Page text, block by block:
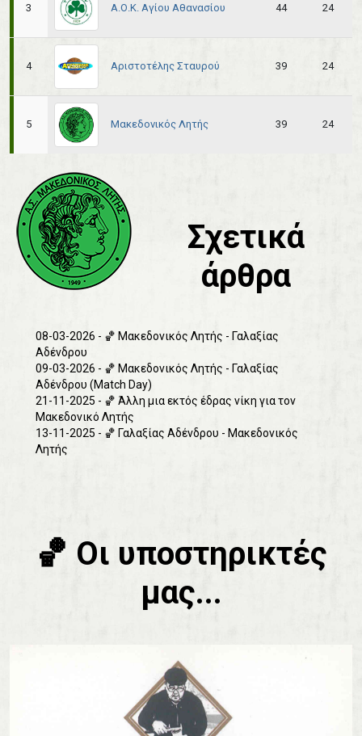
3 Α.Ο.Κ. Αγίου Αθανασίου 44 24
4 Αριστοτέλης Σταυρού 39 24
5 Μακεδονικός Λητής 39 24
Σχετικά
άρθρα
08-03-2026 - 🏀 Μακεδονικός Λητής - Γαλαξίας
Αδένδρου
09-03-2026 - 🏀 Μακεδονικός Λητής - Γαλαξίας
Αδένδρου (Match Day)
21-11-2025 - 🏀 Άλλη μια εκτός έδρας νίκη για τον
Μακεδονικό Λητής
13-11-2025 - 🏀 Γαλαξίας Αδένδρου - Μακεδονικός
Λητής
🏀 Οι υποστηρικτές
μας...